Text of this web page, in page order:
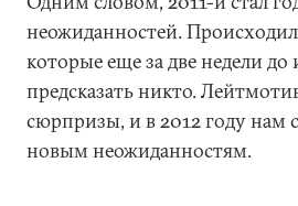
неожиданностей.
которые еще за две недели до
предсказать никто.
сюрпризы, и в 2012 году нам
новым неожиданностям.